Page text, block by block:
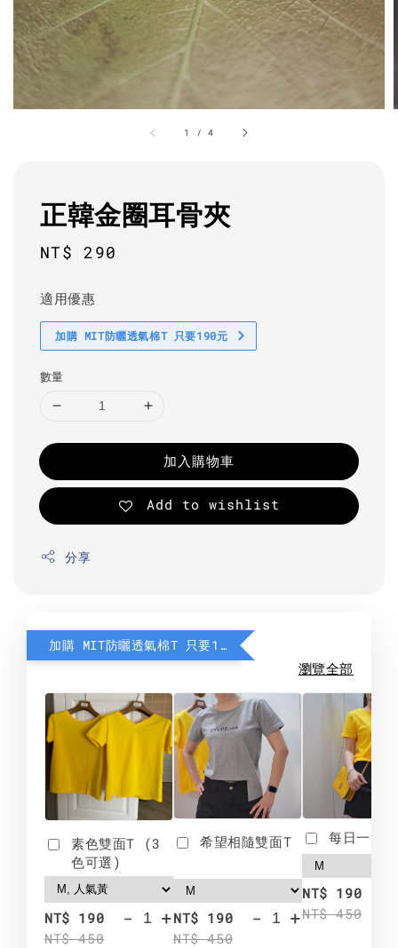
1 /4
正韓金圈耳骨夾
Regular
NT$ 290
適用優惠
加購 MIT防曬透氣棉T 只要190元
數量
加入購物車
Add to wishlist
分享
加購 MIT防曬透氣棉T 只要190元
瀏覽全部
素色雙面T (3
色可選)
NT$ 190
NT$ 450
- +
希望相隨雙面T
NT$ 190
NT$ 450
- +
每日一笑
NT$ 190
NT$ 450